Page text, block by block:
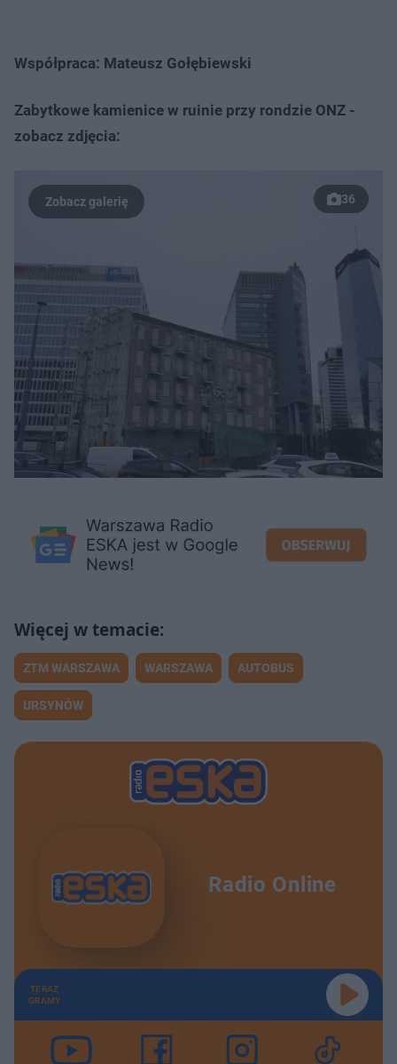
Współpraca: Mateusz Gołębiewski
Zabytkowe kamienice w ruinie przy rondzie ONZ -
zobacz zdjęcia:
36
ZTM WARSZAWA WARSZAWA AUTOBUS
URSYNÓW
Radio Online
TERAZ
GRAMY